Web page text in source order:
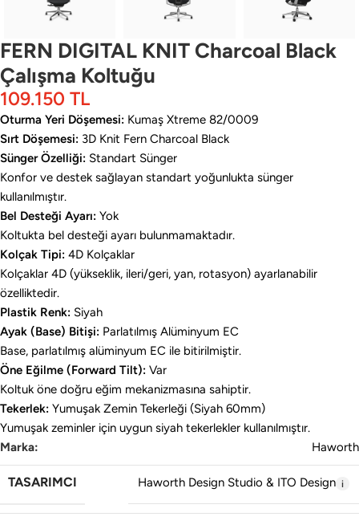
FERN DIGITAL KNIT Charcoal Black
Çalışma Koltuğu
109.150 TL
Oturma Yeri Döşemesi: Kumaş Xtreme 82/0009
Sırt Döşemesi: 3D Knit Fern Charcoal Black
Sünger Özelliği: Standart Sünger
Konfor ve destek sağlayan standart yoğunlukta sünger
kullanılmıştır.
Bel Desteği Ayarı: Yok
Koltukta bel desteği ayarı bulunmamaktadır.
Kolçak Tipi: 4D Kolçaklar
Kolçaklar 4D (yükseklik, ileri/geri, yan, rotasyon) ayarlanabilir
özelliktedir.
Plastik Renk: Siyah
Ayak (Base) Bitişi: Parlatılmış Alüminyum EC
Base, parlatılmış alüminyum EC ile bitirilmiştir.
Öne Eğilme (Forward Tilt): Var
Koltuk öne doğru eğim mekanizmasına sahiptir.
Tekerlek: Yumuşak Zemin Tekerleği (Siyah 60mm)
Yumuşak zeminler için uygun siyah tekerlekler kullanılmıştır.
Marka:
Haworth
TASARIMCI Haworth Design Studio & ITO Design